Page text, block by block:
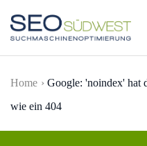
Skip to main content
Home
Google: 'noindex' hat
wie ein 404